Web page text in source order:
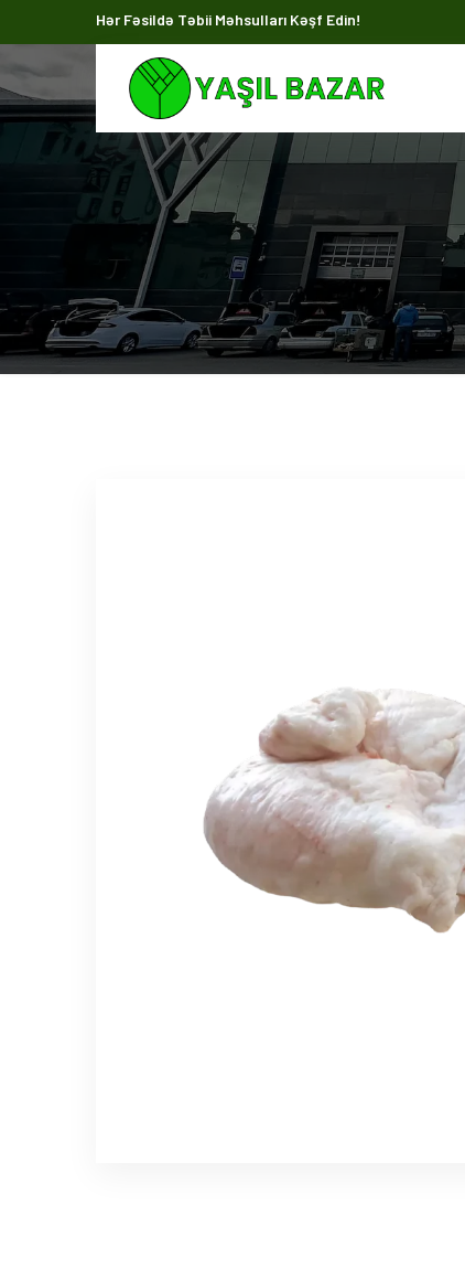
Hər Fəsildə Təbii Məhsulları Kəşf Edin!